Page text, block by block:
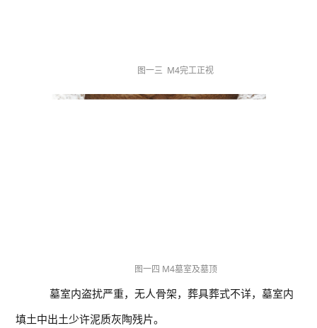
图一三 M4完工正视
图一四 M4墓室及墓顶
墓室内盗扰严重，无人骨架，葬具葬式不详，墓室内
填土中出土少许泥质灰陶残片。